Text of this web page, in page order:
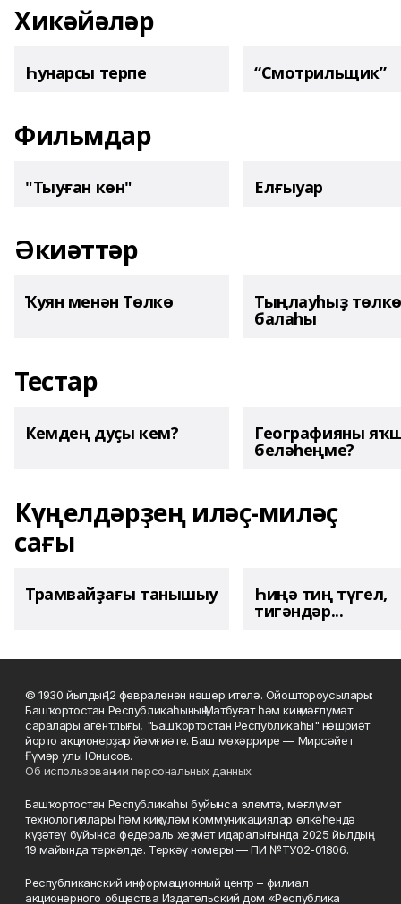
Хикәйәләр
Һунарсы терпе “Смотрильщик”
Фильмдар
"Тыуған көн" Елғыуар
Әкиәттәр
Ҡуян менән Төлкө Тыңлауһыҙ төлкө
балаһы
Тестар
Кемдең дуҫы кем? Географияны
беләһеңме?
Күңелдәрҙең иләҫ-миләҫ
сағы
Трамвайҙағы танышыу Һиңә тиң түгел,
тигәндәр...
© 1930 йылдың 12 февраленән нәшер ителә. Ойоштороусылары:
Башҡортостан Республикаһының Матбуғат һәм киң мәғлүмәт
саралары агентлығы, "Башҡортостан Республикаһы" нәшриәт
йорто акционерҙар йәмғиәте. Баш мөхәррире — Мирсәйет
Ғүмәр улы Юнысов.
Об использовании персональных данных
Башҡортостан Республикаһы буйынса элемтә, мәғлүмәт
технологиялары һәм киңкүләм коммуникациялар өлкәһендә
күҙәтеү буйынса федераль хеҙмәт идаралығында 2025 йылдың
19 майында теркәлде. Теркәү номеры — ПИ №ТУ02-01806.
Республиканский информационный центр – филиал
акционерного общества Издательский дом «Республика